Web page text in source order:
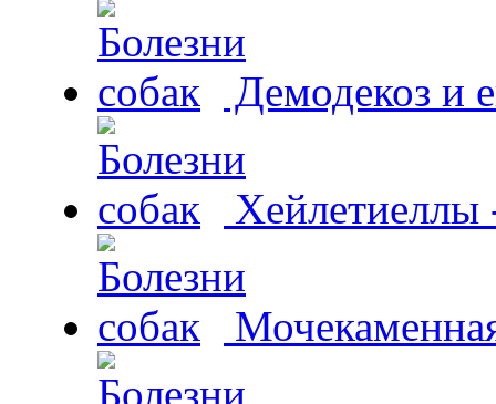
Демодекоз и